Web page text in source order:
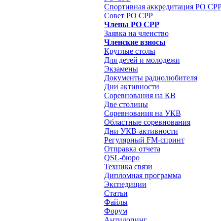
Спортивная аккредитация РО
Совет РО СРР
Члены РО СРР
Заявка на членство
Членские взносы
Круглые столы
Для детей и молодежи
Экзамены
Документы радиолюбителя
Дни активности
Соревнования на КВ
Две столицы
Соревнования на УКВ
Областные соревнования
Дни УКВ-активности
Регулярный FM-спринт
Отправка отчета
QSL-бюро
Техника связи
Дипломная программа
Экспедиции
Статьи
Файлы
Форум